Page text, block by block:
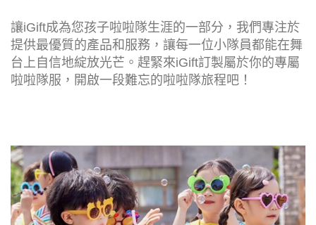
讓iGift成為您孩子啦啦隊生涯的一部分，我們專注於
提供最優質的產品和服務，讓每一位小隊員都能在舞
台上自信地綻放光芒。趕緊來iGift訂製屬於你的專屬
啦啦隊服，開啟一段難忘的啦啦隊旅程吧！